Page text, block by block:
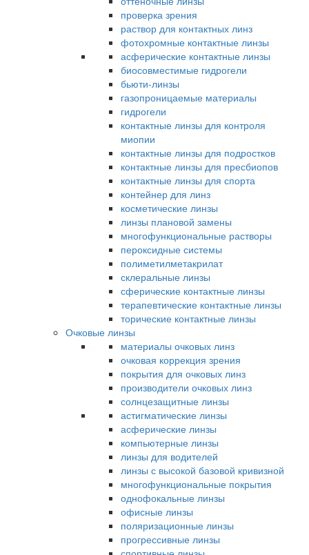
проверка зрения
раствор для контактных линз
фотохромные контактные линзы
асферические контактные линзы
биосовместимые гидрогели
бьюти-линзы
газопроницаемые материалы
гидрогели
контактные линзы для контроля
миопии
контактные линзы для подростков
контактные линзы для пресбиопов
контактные линзы для спорта
контейнер для линз
косметические линзы
линзы плановой замены
многофункциональные растворы
пероксидные системы
полиметилметакрилат
склеральные линзы
сферические контактные линзы
терапевтические контактные линзы
торические контактные линзы
Очковые линзы
материалы очковых линз
очковая коррекция зрения
покрытия для очковых линз
производители очковых линз
солнцезащитные линзы
астигматические линзы
асферические линзы
компьютерные линзы
линзы для водителей
линзы с высокой базовой кривизной
многофункциональные покрытия
однофокальные линзы
офисные линзы
поляризационные линзы
прогрессивные линзы